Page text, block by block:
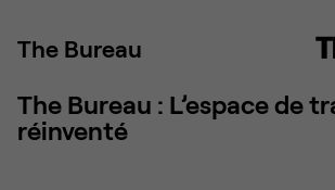
The Bureau
The Bureau : L’espace de
réinventé